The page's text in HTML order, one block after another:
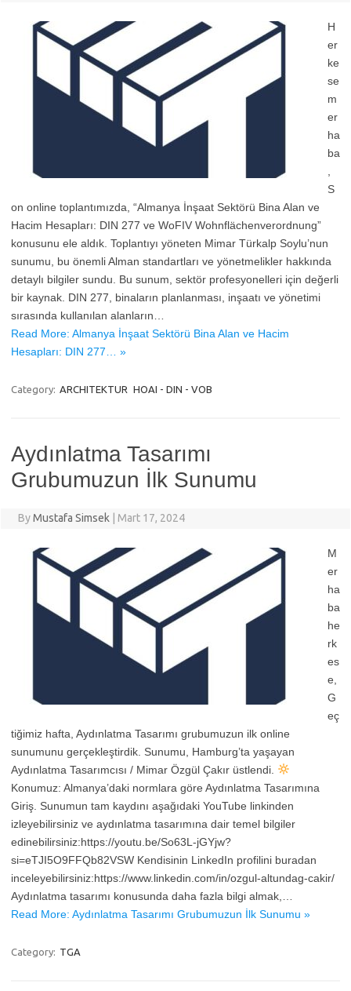
H
er
ke
se
m
er
ha
ba
S
on online toplantımızda, “Almanya İnşaat Sektörü Bina Alan ve
Hacim Hesapları: DIN 277 ve WoFIV Wohnflächenverordnung”
konusunu ele aldık. Toplantıyı yöneten Mimar Türkalp Soylu’nun
sunumu, bu önemli Alman standartları ve yönetmelikler hakkında
detaylı bilgiler sundu. Bu sunum, sektör profesyonelleri için değerli
bir kaynak. DIN 277, binaların planlanması, inşaatı ve yönetimi
sırasında kullanılan alanların…
Read More: Almanya İnşaat Sektörü Bina Alan ve Hacim
Hesapları: DIN 277… »
Category: ARCHITEKTUR HOAI - DIN - VOB
Aydınlatma Tasarımı
Grubumuzun İlk Sunumu
ByMustafa Simsek Mart 17, 2024
M
er
ha
ba
he
rk
es
e,
G
eç
tiğimiz hafta, Aydınlatma Tasarımı grubumuzun ilk online
sunumunu gerçekleştirdik. Sunumu, Hamburg’ta yaşayan
Aydınlatma Tasarımcısı / Mimar Özgül Çakır üstlendi.
Konumuz: Almanya’daki normlara göre Aydınlatma Tasarımına
Giriş. Sunumun tam kaydını aşağıdaki YouTube linkinden
izleyebilirsiniz ve aydınlatma tasarımına dair temel bilgiler
edinebilirsiniz:https://youtu.be/So63L-jGYjw?
si=eTJI5O9FFQb82VSW Kendisinin LinkedIn profilini buradan
inceleyebilirsiniz:https://www.linkedin.com/in/ozgul-altundag-cakir/
Aydınlatma tasarımı konusunda daha fazla bilgi almak,…
Read More: Aydınlatma Tasarımı Grubumuzun İlk Sunumu »
Category: TGA